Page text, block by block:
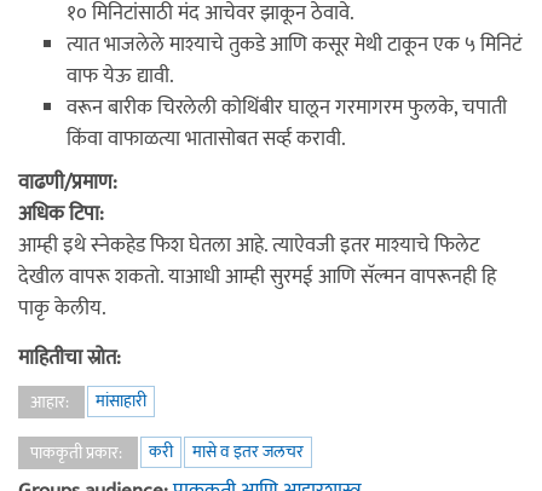
१० मिनिटांसाठी मंद आचेवर झाकून ठेवावे.
त्यात भाजलेले माश्याचे तुकडे आणि कसूर मेथी टाकून एक ५ मिनिटं
वाफ येऊ द्यावी.
वरून बारीक चिरलेली कोथिंबीर घालून गरमागरम फुलके, चपाती
किंवा वाफाळत्या भातासोबत सर्व्ह करावी.
वाढणी/प्रमाण:
अधिक टिपा:
आम्ही इथे स्नेकहेड फिश घेतला आहे. त्याऐवजी इतर माश्याचे फिलेट
देखील वापरू शकतो. याआधी आम्ही सुरमई आणि सॅल्मन वापरूनही हि
पाकृ केलीय.
माहितीचा स्रोत:
आहार:
मांसाहारी
पाककृती प्रकार:
करी मासे व इतर जलचर